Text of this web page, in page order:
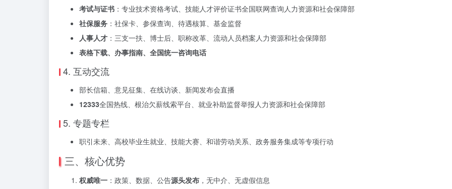
考试与证书 ：专业技术资格考试、技能人才评价证书全国联网查询人力资源和社会保障部
社保服务 ：社保卡、参保查询、待遇核算、基金监督
人事人才 ：三支一扶、博士后、职称改革、流动人员档案人力资源和社会保障部
表格下载、办事指南、全国统一咨询电话
4. 互动交流
部长信箱、意见征集、在线访谈、新闻发布会直播
12333全国热线、根治欠薪线索平台、就业补助监督举报人力资源和社会保障部
5. 专题专栏
职引未来、高校毕业生就业、技能大赛、和谐劳动关系、政务服务集成等专项行动
三、核心优势
权威唯一 ：政策、数据、公告源头发布 ，无中介、无虚假信息